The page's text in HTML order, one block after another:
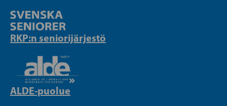
RKP:n seniorijärjestö
ALDE-puolue